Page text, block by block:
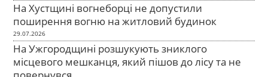
На Хустщині вогнеборці не допустили
поширення вогню на житловий будинок
29.07.2026
На Ужгородщині розшукують зниклого
місцевого мешканця, який пішов до лісу та не